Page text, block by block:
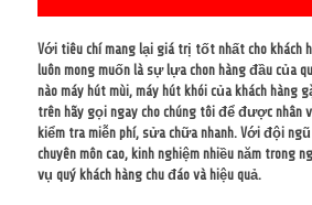
Với tiêu chí mang lại giá trị tốt nhất cho khách
luôn mong muốn là sự lựa chon hàng đầu của
nào máy hút mùi, máy hút khói của khách hàng
trên hãy gọi ngay cho chúng tôi để được nhân
kiểm tra miễn phí, sửa chữa nhanh. Với đội
chuyên môn cao, kinh nghiệm nhiều năm trong
vụ quý khách hàng chu đáo và hiệu quả.